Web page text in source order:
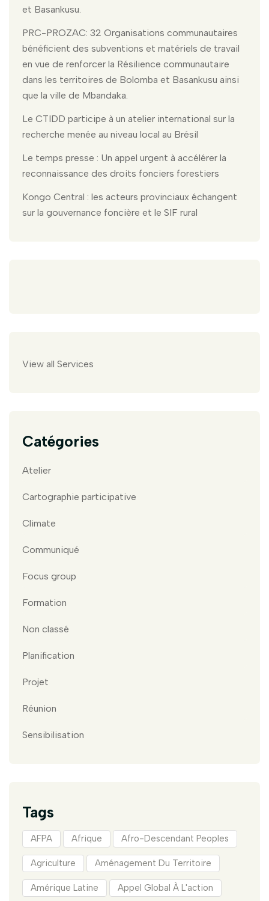
et Basankusu.
PRC-PROZAC: 32 Organisations communautaires
bénéficient des subventions et matériels de travail
en vue de renforcer la Résilience communautaire
dans les territoires de Bolomba et Basankusu ainsi
que la ville de Mbandaka.
Le CTIDD participe à un atelier international sur la
recherche menée au niveau local au Brésil
Le temps presse : Un appel urgent à accélérer la
reconnaissance des droits fonciers forestiers
Kongo Central : les acteurs provinciaux échangent
sur la gouvernance foncière et le SIF rural
View all Services
Catégories
Atelier
Cartographie participative
Climate
Communiqué
Focus group
Formation
Non classé
Planification
Projet
Réunion
Sensibilisation
Tags
AFPA Afrique Afro-Descendant Peoples
Agriculture Aménagement Du Territoire
Amérique Latine Appel Global À L'action